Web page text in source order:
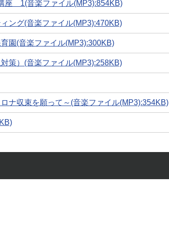
座 1(音楽ファイル(MP3):854KB)
ング(音楽ファイル(MP3):470KB)
園(音楽ファイル(MP3):300KB)
策）(音楽ファイル(MP3):258KB)
収束を願って～(音楽ファイル(MP3):354KB)